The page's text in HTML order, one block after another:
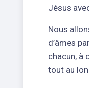
Jésus
Nous
d’âmes
chacun, à
tout au